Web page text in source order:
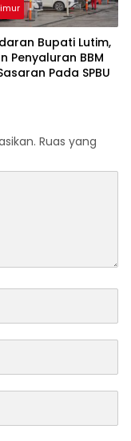
Bupati Lutim,
Penyaluran BBM
Pada SPBU
Ruas yang